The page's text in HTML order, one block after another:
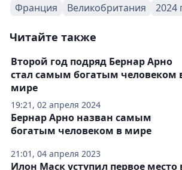
Франция Великобритания 2024
Читайте также
19:21, 02 апреля 2024
Второй год подряд Бернар Арно
стал самым богатым человеком
мире
21:01, 04 апреля 2023
Бернар Арно назван самым
богатым человеком в мире
Илон Маск уступил первое место